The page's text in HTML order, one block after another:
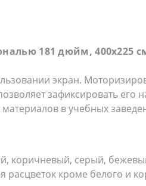
181 дюйм, 400х225
экран.
зафиксировать его
в учебных
коричневый, серый,
кроме белого и